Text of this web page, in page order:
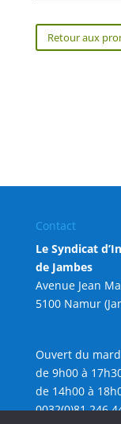
Retour aux
Contact
Le Syndicat
de Jambes
Avenue Jean
5100 Namur
Ouvert du
de 9h00 à
de 14h00 à
0032(0)81 246